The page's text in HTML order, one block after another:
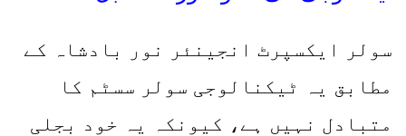
سولر ایکسپرٹ انجینئر نور بادشاہ کے
مطابق یہ ٹیکنالوجی سولر سسٹم کا
متبادل نہیں ہے، کیونکہ یہ خود بجلی